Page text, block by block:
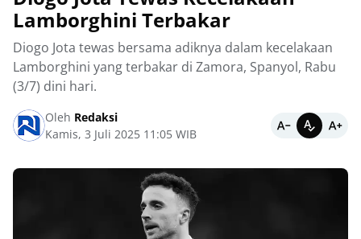
Lamborghini Terbakar
Diogo Jota tewas bersama adiknya dalam kecelakaan
Lamborghini yang terbakar di Zamora, Spanyol, Rabu
(3/7) dini hari.
Oleh Redaksi
Kamis, 3 Juli 2025 11:05 WIB